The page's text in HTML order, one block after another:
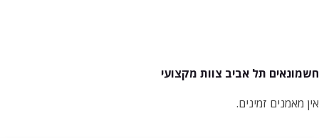
חשמונאים תל אביב צוות מקצועי
אין מאמנים זמינים.